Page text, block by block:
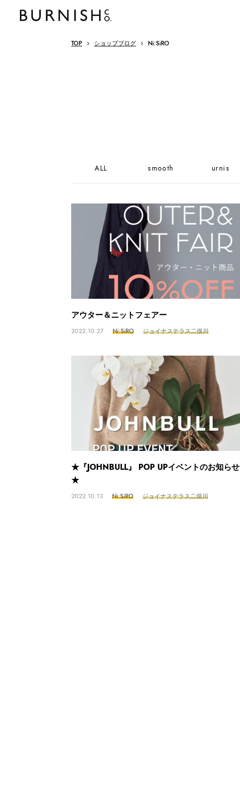
TOP ショップブログ Ni:SiRO
ALL smooth urnis
アウター＆ニットフェアー
2022.10.27 Ni:SiRO ジョイナステラス二俣川
★『JOHNBULL』 POP UPイベントのお知らせ
★
2022.10.13 Ni:SiRO ジョイナステラス二俣川